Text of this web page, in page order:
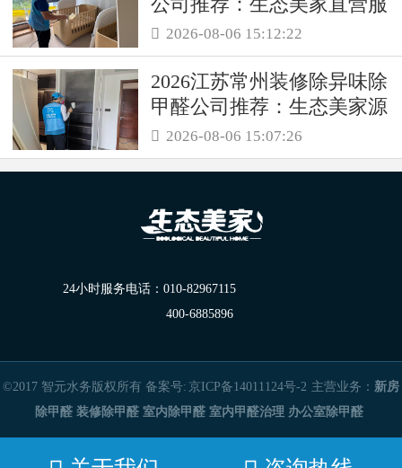
务保障职场空气品质
 2026-08-06 15:12:22
2026江苏常州装修除异味除
甲醛公司推荐：生态美家源
头消解复合装修污染
 2026-08-06 15:07:26
24小时服务电话： 010-82967115
400-6885896
©2017 智元水务版权所有 备案号: 京ICP备14011124号-2 主营业务： 新房
除甲醛 装修除甲醛 室内除甲醛 室内甲醛治理 办公室除甲醛